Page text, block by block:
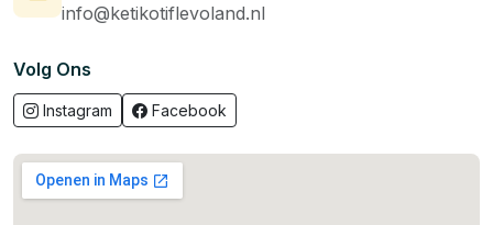
info@ketikotiflevoland.nl
Volg Ons
Instagram Facebook